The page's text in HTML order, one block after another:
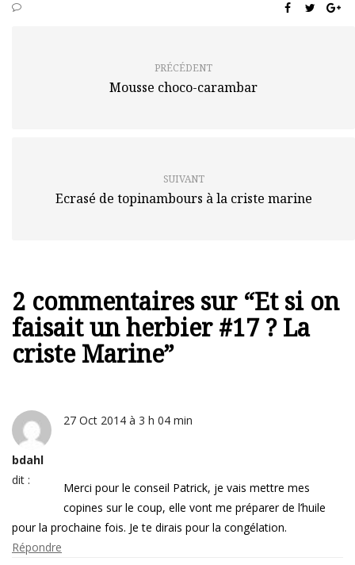
PRÉCÉDENT
Mousse choco-carambar
SUIVANT
Ecrasé de topinambours à la criste marine
2 commentaires sur “Et si on
faisait un herbier #17 ? La
criste Marine”
bdahl
dit :
27 Oct 2014 à 3 h 04 min
Merci pour le conseil Patrick, je vais mettre mes
copines sur le coup, elle vont me préparer de l’huile
pour la prochaine fois. Je te dirais pour la congélation.
Répondre